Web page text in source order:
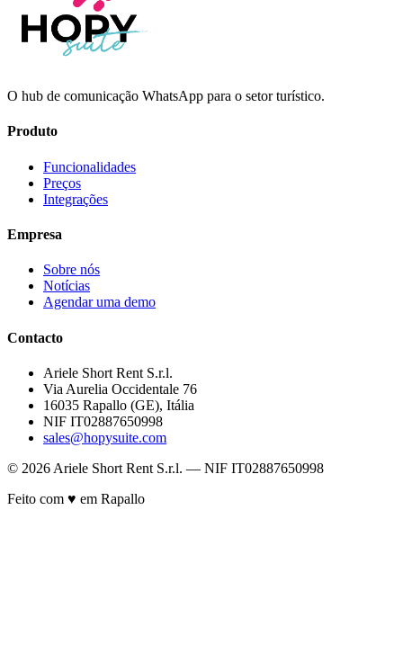
O hub de comunicação WhatsApp para o setor turístico.
Produto
Funcionalidades
Preços
Integrações
Empresa
Sobre nós
Notícias
Agendar uma demo
Contacto
Ariele Short Rent S.r.l.
Via Aurelia Occidentale 76
16035 Rapallo (GE), Itália
NIF IT02887650998
sales@hopysuite.com
© 2026 Ariele Short Rent S.r.l. — NIF IT02887650998
Feito com ♥ em Rapallo